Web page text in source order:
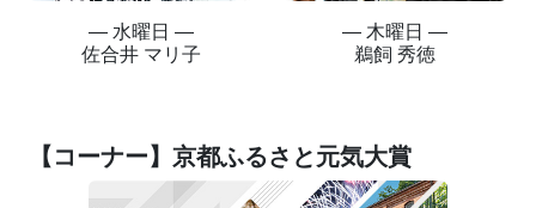
― 水曜日 ―
佐合井 マリ子
― 木曜日 ―
鵜飼 秀徳
【コーナー】京都ふるさと元気大賞